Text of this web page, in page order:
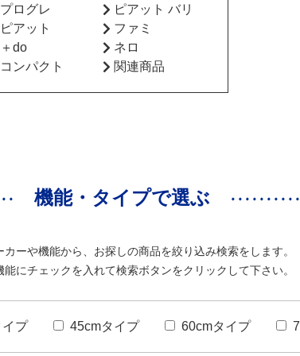
プログレ
ピアット バリ
ピアット
ファミ
＋do
ネロ
コンパクト
関連商品
機能・タイプで選ぶ
カーや機能から、お探しの商品を絞り込み検索をします。
能にチェックを入れて検索ボタンをクリックして下さい。
プ 45cmタイプ 60cmタイプ